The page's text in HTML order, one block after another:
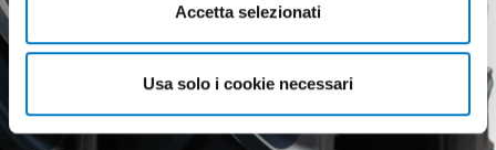
Accetta selezionati
Usa solo i cookie necessari